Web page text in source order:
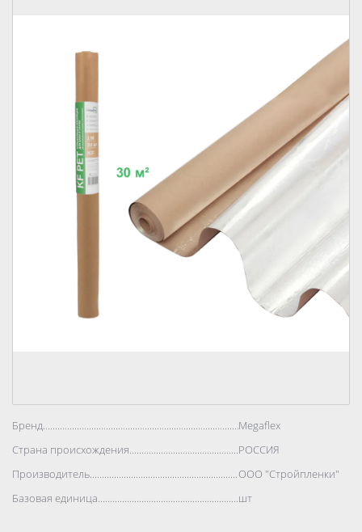
Бренд..................................................................................Megaflex
Страна происхождения..................................................................................
РОССИЯ
Производитель..................................................................................ООО "Стройпленки"
Базовая единица..................................................................................
шт